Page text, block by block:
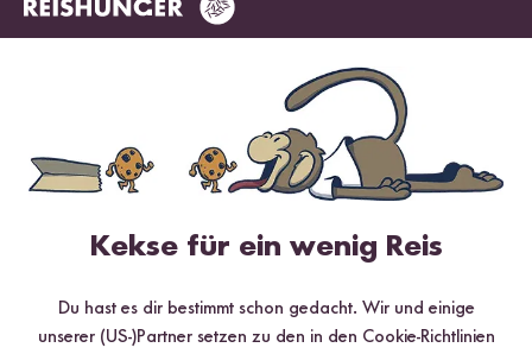
✔️ 25 leckere Rezepte aus unseren bunten Kochwelten
✔️ Von Sushi über Curry bis hin zu Desserts
✔️ Inklusive Tipps & Tricks für die Zubereitung
Kekse für ein wenig Reis
Du hast es dir bestimmt schon gedacht. Wir und einige
unserer (US-)Partner setzen zu den in den Cookie-Richtlinien